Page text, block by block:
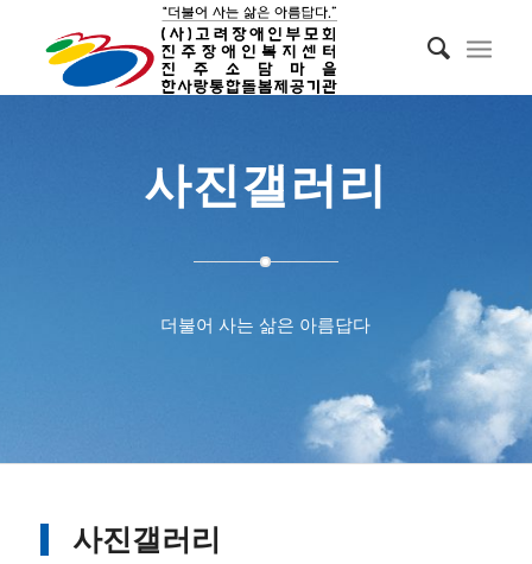
사진갤러리
더불어 사는 삶은 아름답다
사진갤러리